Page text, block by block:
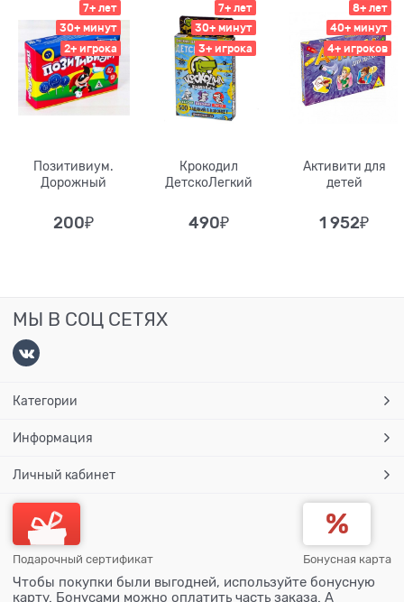
7+ лет
30+ минут
2+ игрока
Позитивиум.
Дорожный
200₽
7+ лет
30+ минут
3+ игрока
Крокодил
ДетскоЛегкий
490₽
8+ лет
40+ минут
4+ игроков
Активити для
детей
1 952₽
МЫ В СОЦ СЕТЯХ
Категории
Информация
Личный кабинет
Подарочный сертификат Бонусная карта
Чтобы покупки были выгодней, используйте бонусную
карту. Бонусами можно оплатить часть заказа. А